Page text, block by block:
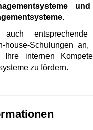
house-Schulungen
Ihre internen
zu fördern.